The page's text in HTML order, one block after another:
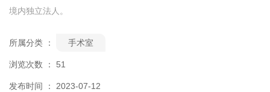
境内独立法人。
所属分类 ： 手术室
浏览次数 ： 51
发布时间 ： 2023-07-12